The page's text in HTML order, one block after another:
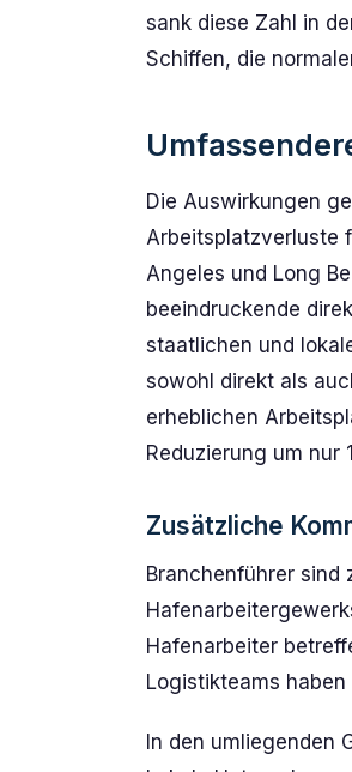
sank diese Zahl in
Schiffen, die
Die Auswirkungen
Arbeitsplatzverluste
Angeles und Long
beeindruckende
staatlichen und
sowohl direkt als
erheblichen
Reduzierung um
Zusätzliche
Branchenführer sind
Hafenarbeiter
Logistikteams
In den umliegenden